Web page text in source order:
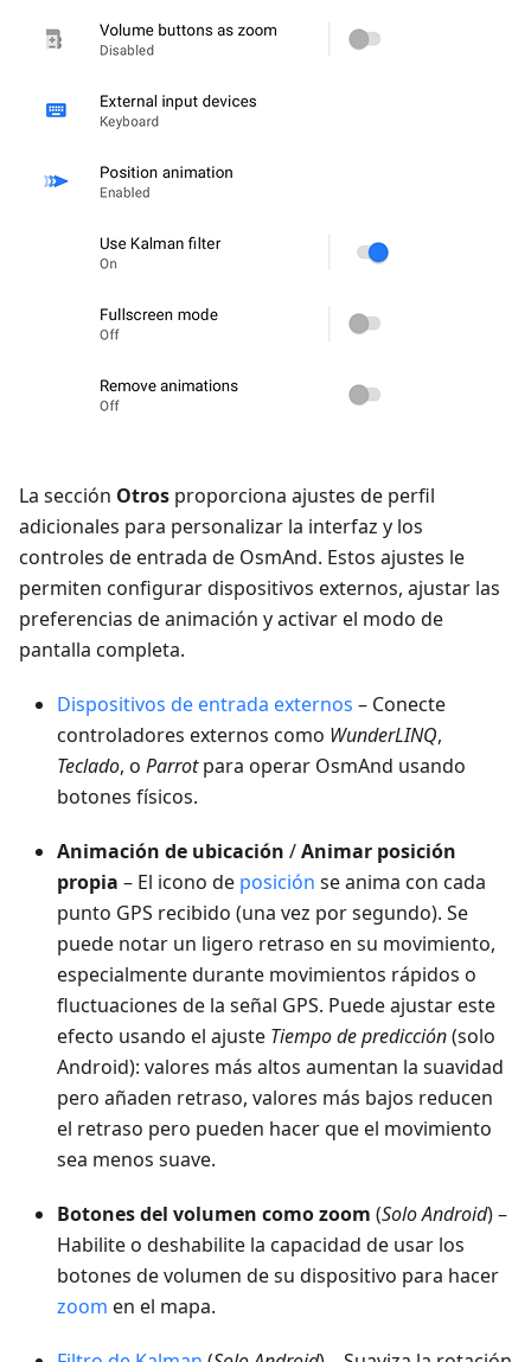
La sección Otros proporciona ajustes de perfil
adicionales para personalizar la interfaz y los
controles de entrada de OsmAnd. Estos ajustes le
permiten configurar dispositivos externos, ajustar las
preferencias de animación y activar el modo de
pantalla completa.
Dispositivos de entrada externos – Conecte
controladores externos como WunderLINQ,
Teclado, o Parrotpara operar OsmAnd usando
botones físicos.
Animación de ubicación /Animar posición
propia – El icono de posición se anima con cada
punto GPS recibido (una vez por segundo). Se
puede notar un ligero retraso en su movimiento,
especialmente durante movimientos rápidos o
fluctuaciones de la señal GPS. Puede ajustar este
efecto usando el ajuste Tiempo de predicción(solo
Android): valores más altos aumentan la suavidad
pero añaden retraso, valores más bajos reducen
el retraso pero pueden hacer que el movimiento
sea menos suave.
Botones del volumen como zoom (Solo Android) –
Habilite o deshabilite la capacidad de usar los
botones de volumen de su dispositivo para hacer
zoom en el mapa.